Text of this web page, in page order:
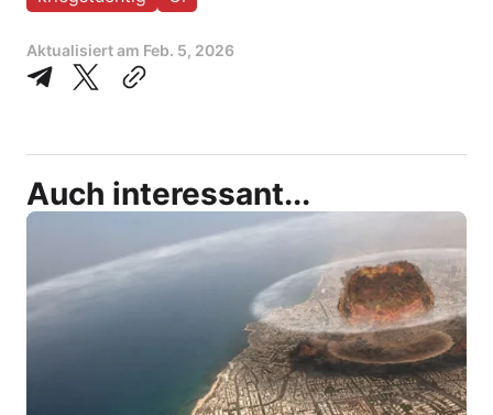
Aktualisiert am Feb. 5, 2026
Auch interessant...